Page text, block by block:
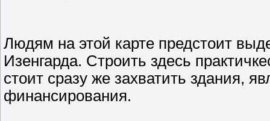
Людям на этой карте предстоит
Изенгарда. Строить здесь
стоит сразу же захватить здания,
финансирования.